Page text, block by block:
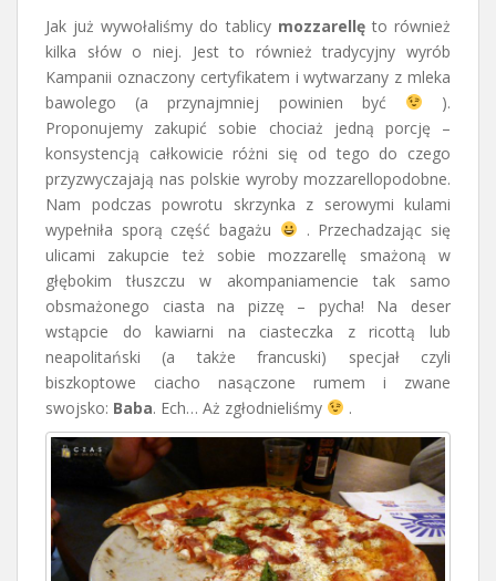
Jak już wywołaliśmy do tablicy mozzarellęto również
kilka słów o niej. Jest to również tradycyjny wyrób
Kampanii oznaczony certyfikatem i wytwarzany z mleka
bawolego (a przynajmniej powinien być
).
Proponujemy zakupić sobie chociaż jedną porcję –
konsystencją całkowicie różni się od tego do czego
przyzwyczajają nas polskie wyroby mozzarellopodobne.
Nam podczas powrotu skrzynka z serowymi kulami
wypełniła sporą część bagażu
. Przechadzając się
ulicami zakupcie też sobie mozzarellę smażoną w
głębokim tłuszczu w akompaniamencie tak samo
obsmażonego ciasta na pizzę – pycha! Na deser
wstąpcie do kawiarni na ciasteczka z ricottą lub
neapolitański (a także francuski) specjał czyli
biszkoptowe ciacho nasączone rumem i zwane
swojsko: Baba. Ech… Aż zgłodnieliśmy .